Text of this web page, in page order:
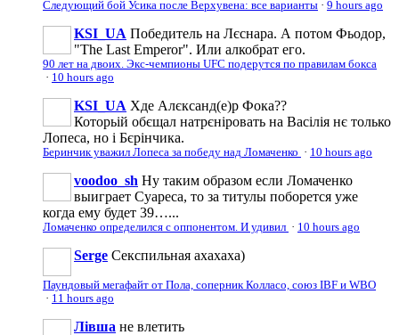
Следующий бой Усика после Верхувена: все варианты · 9 hours ago
KSI_UA Победитель на Лєснара. А потом Фьодор,
"The Last Emperor". Или алкобрат его.
90 лет на двоих. Экс-чемпионы UFC подерутся по правилам бокса
· 10 hours ago
KSI_UA Хде Алєксанд(е)р Фока??
Которьій обєщал натрєніровать на Васілія нє только
Лопеса, но і Бєрінчика.
Беринчик уважил Лопеса за победу над Ломаченко · 10 hours ago
voodoo_sh Ну таким образом если Ломаченко
выиграет Суареса, то за титулы поборется уже
когда ему будет 39…...
Ломаченко определился с оппонентом. И удивил · 10 hours ago
Serge Секспильная ахахаха)
Паундовый мегафайт от Пола, соперник Колласо, союз IBF и WBO
· 11 hours ago
Лівша не влетить